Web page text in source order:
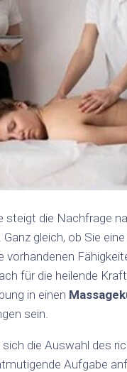
steigt die Nachfrage
gleich, ob Sie
vorhandenen
für die heilende
in einen
sein.
die Auswahl des
Aufgabe